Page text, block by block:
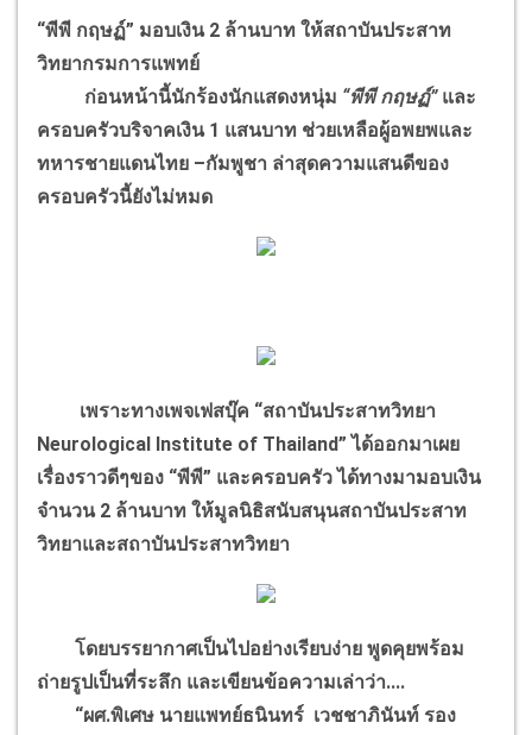
“พีพี กฤษฏ์” มอบเงิน 2 ล้านบาท ให้สถาบันประสาท
วิทยากรมการแพทย์
ก่อนหน้านี้นักร้องนักแสดงหนุ่ม “พีพี กฤษฏ์”และ
ครอบครัวบริจาคเงิน 1 แสนบาท ช่วยเหลือผู้อพยพและ
ทหารชายแดนไทย –กัมพูชา ล่าสุดความแสนดีของ
ครอบครัวนี้ยังไม่หมด
เพราะทางเพจเฟสบุ๊ค “สถาบันประสาทวิทยา
Neurological Institute of Thailand” ได้ออกมาเผย
เรื่องราวดีๆของ “พีพี” และครอบครัว ได้ทางมามอบเงิน
จำนวน 2 ล้านบาท ให้มูลนิธิสนับสนุนสถาบันประสาท
วิทยาและสถาบันประสาทวิทยา
โดยบรรยากาศเป็นไปอย่างเรียบง่าย พูดคุยพร้อม
ถ่ายรูปเป็นที่ระลึก และเขียนข้อความเล่าว่า....
“ผศ.พิเศษ นายแพทย์ธนินทร์ เวชชาภินันท์ รอง